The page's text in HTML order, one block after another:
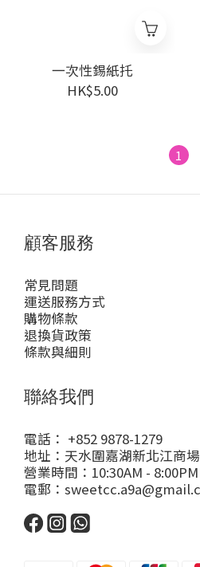
一次性錫紙托
HK$5.00
1
顧客服務
常見問題
運送服務方式
購物條款
退換貨政策
條款與細則
聯絡我們
電話： +852 9878-1279
地址：天水圍嘉湖新北江商
營業時間：10:30AM - 8:00PM
電郵：